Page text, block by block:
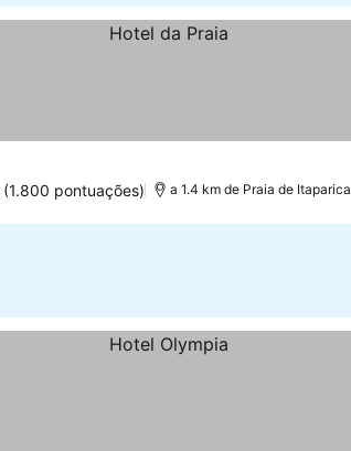
(1.800 pontuações) a 1.4 km de Praia de Itaparica